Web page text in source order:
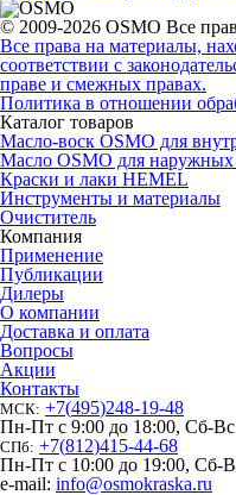
© 2009-2026 OSMO Все
Все права на материалы,
соответствии с
праве и смежных правах.
Политика в отношении
Каталог товаров
Масло-воск OSMO для
Масло OSMO для наружных
Краски и лаки HEMEL
Инструменты и материалы
Очиститель
Компания
Применение
Публикации
Дилеры
О компании
Доставка и оплата
Вопросы
Акции
Контакты
МСК: +7(495)248-19-48
Пн-Пт с 9:00 до 18:00, Сб-
СПб: +7(812)415-44-68
Пн-Пт с 10:00 до 19:00, Сб-
e-mail: info@osmokraska.ru